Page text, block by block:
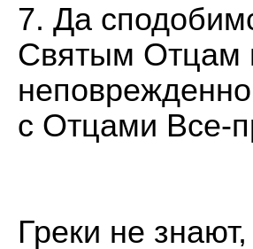
7. Да
Святым Отцам
с Отцами Все-
Греки не